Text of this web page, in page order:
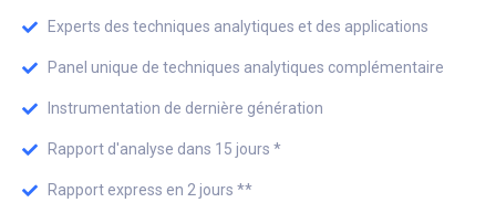
Experts des techniques analytiques et des applications
Panel unique de techniques analytiques complémentaire
Instrumentation de dernière génération
Rapport d'analyse dans 15 jours *
Rapport express en 2 jours **